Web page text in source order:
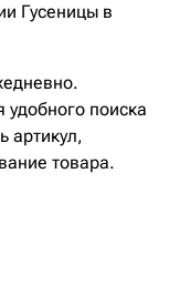
Гусеницы в
удобного поиска
артикул,
товара.